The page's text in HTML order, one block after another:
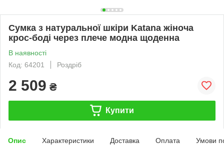
Сумка з натуральної шкіри Katana жіноча
крос-боді через плече модна щоденна
В наявності
Код: 64201
Роздріб
2 509 ₴
Купити
Опис Характеристики Доставка Оплата Умови